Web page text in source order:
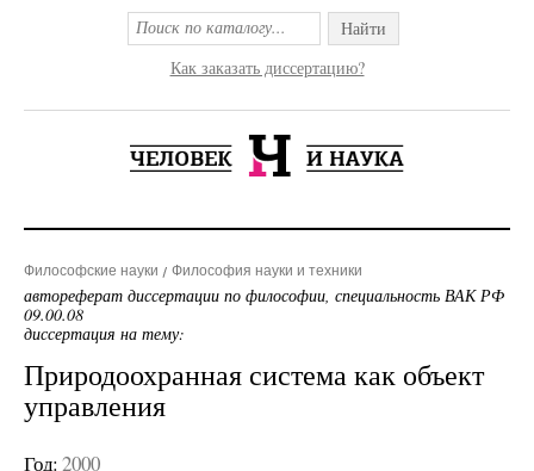
Найти
Как заказать диссертацию?
Философские науки Философия науки и техники
автореферат диссертации по философии, специальность ВАК РФ
09.00.08
диссертация на тему:
Природоохранная система как объект
управления
Год: 2000